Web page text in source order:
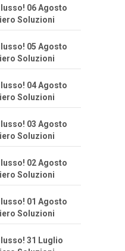
06 Agosto
Soluzioni
05 Agosto
Soluzioni
04 Agosto
Soluzioni
03 Agosto
Soluzioni
02 Agosto
Soluzioni
01 Agosto
Soluzioni
31 Luglio